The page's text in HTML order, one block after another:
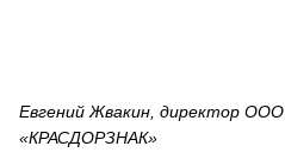
Евгений Жвакин, директор ООО
«КРАСДОРЗНАК»